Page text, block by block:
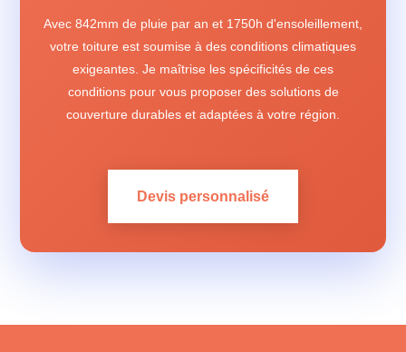
Avec 842mm de pluie par an et 1750h d'ensoleillement,
votre toiture est soumise à des conditions climatiques
exigeantes. Je maîtrise les spécificités de ces
conditions pour vous proposer des solutions de
couverture durables et adaptées à votre région.
Devis personnalisé